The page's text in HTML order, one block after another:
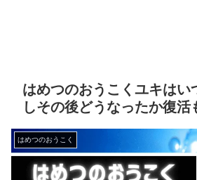
はめつのおうこくユキはい
しその後どうなったか復活
はめつのおうこく